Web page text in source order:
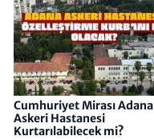
Cumhuriyet Mirası Adana
Askeri Hastanesi
Kurtarılabilecek mi?